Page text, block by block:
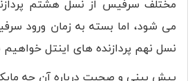
مختلف سرفیس از نسل هشتم
نسل نهم پردازنده های اینتل خواهیم
پیش بینی و صحبت درباره آن چه